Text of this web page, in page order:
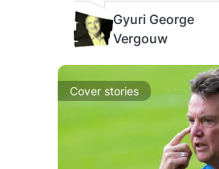
Gyuri George
Vergouw
Cover stories